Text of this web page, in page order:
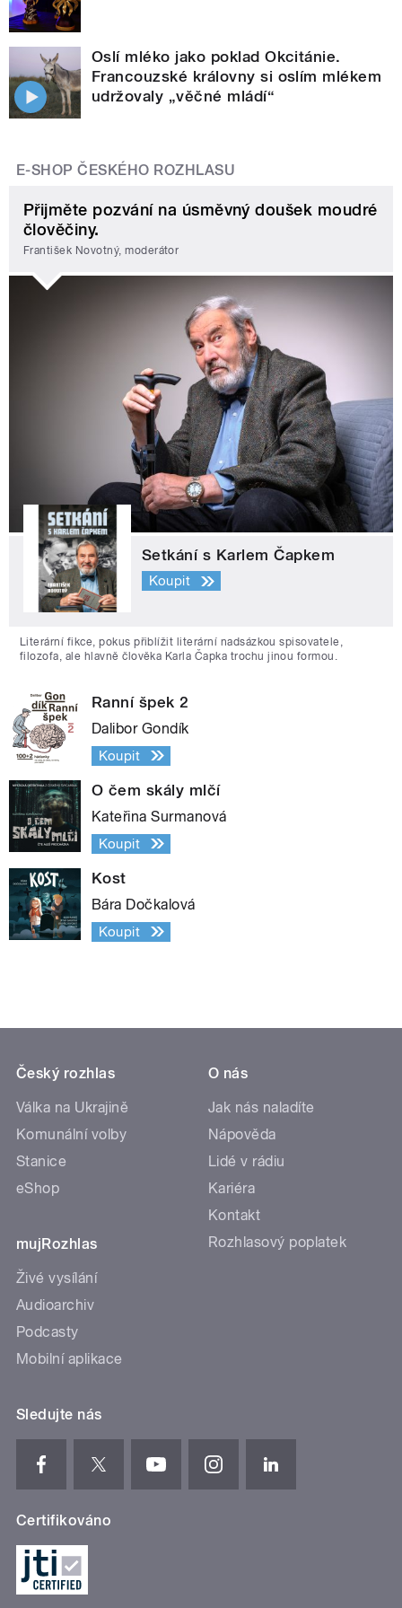
Oslí mléko jako poklad Okcitánie.
Francouzské královny si oslím mlékem
udržovaly „věčné mládí“
E-SHOP ČESKÉHO ROZHLASU
Přijměte pozvání na úsměvný doušek moudré
člověčiny.
František Novotný, moderátor
Setkání s Karlem Čapkem
Koupit
Literární fikce, pokus přiblížit literární nadsázkou spisovatele,
filozofa, ale hlavně člověka Karla Čapka trochu jinou formou.
Ranní špek 2
Dalibor Gondík
Koupit
O čem skály mlčí
Kateřina Surmanová
Koupit
Kost
Bára Dočkalová
Koupit
Český rozhlas
Válka na Ukrajině
Komunální volby
Stanice
eShop
mujRozhlas
Živé vysílání
Audioarchiv
Podcasty
Mobilní aplikace
O nás
Jak nás naladíte
Nápověda
Lidé v rádiu
Kariéra
Kontakt
Rozhlasový poplatek
Sledujte nás
Certifikováno